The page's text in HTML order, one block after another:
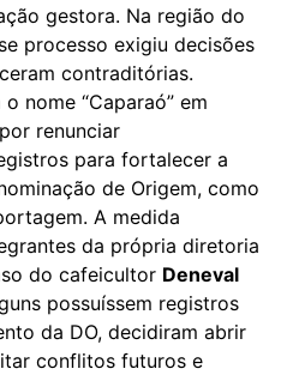
gestora. Na região do
processo exigiu decisões
contraditórias.
nome “Caparaó” em
renunciar
para fortalecer a
de Origem, como
A medida
da própria diretoria
do cafeicultor Deneval
possuíssem registros
da DO, decidiram abrir
conflitos futuros e